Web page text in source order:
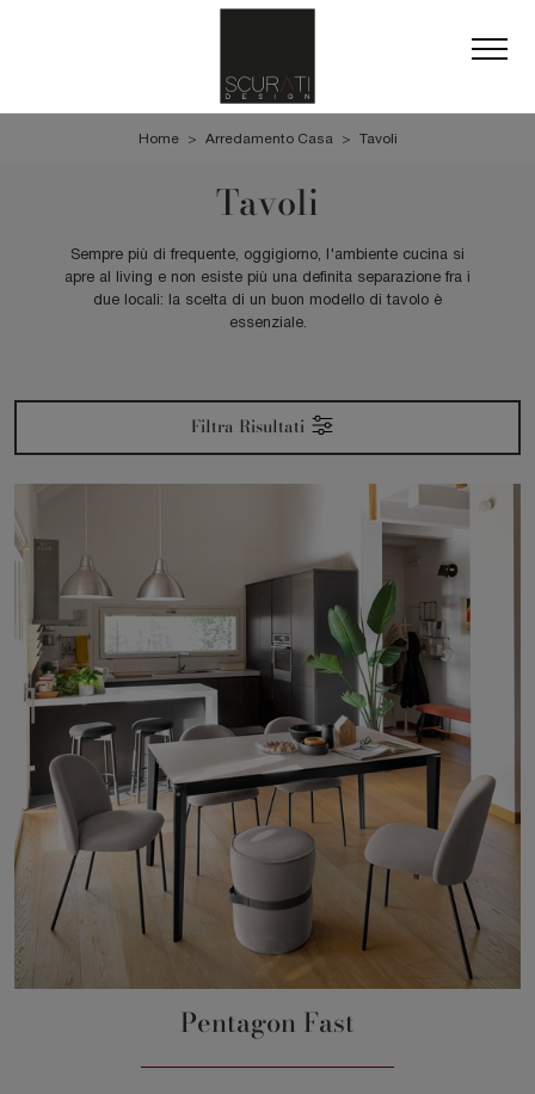
Home > Arredamento Casa > Tavoli
Tavoli
Sempre più di frequente, oggigiorno, l'ambiente cucina si
apre al living e non esiste più una definita separazione fra i
due locali: la scelta di un buon modello di tavolo è
essenziale.
Filtra Risultati
Pentagon Fast